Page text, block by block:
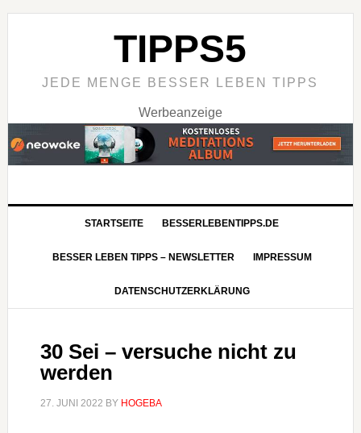
TIPPS5
JEDE MENGE BESSER LEBEN TIPPS
Werbeanzeige
STARTSEITE BESSERLEBENTIPPS.DE
BESSER LEBEN TIPPS – NEWSLETTER IMPRESSUM
DATENSCHUTZERKLÄRUNG
30 Sei – versuche nicht zu
werden
27. JUNI 2022 BY HOGEBA